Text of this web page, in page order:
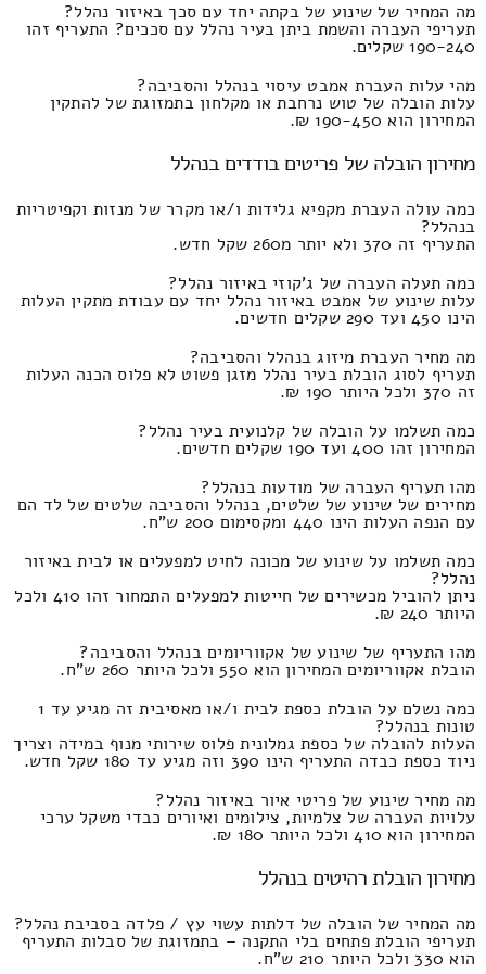
מה המחיר של שינוע של בקתה יחד עם סכך באיזור נהלל?
תעריפי העברה והשמת ביתן בעיר נהלל עם סככים? התעריף זהו
190-240 שקלים.
מהי עלות העברת אמבט עיסוי בנהלל והסביבה?
עלות הובלה של טוש נרחבת או מקלחון בתמזוגת של להתקין
המחירון הוא 190-450 ₪.
מחירון הובלה של פריטים בודדים בנהלל
כמה עולה העברת מקפיא גלידות ו/או מקרר של מנזות וקפיטריות
בנהלל?
התעריף זה 370 ולא יותר מ260 שקל חדש.
כמה תעלה העברה של ג'קוזי באיזור נהלל?
עלות שינוע של אמבט באיזור נהלל יחד עם עבודת מתקין העלות
הינו 450 ועד 290 שקלים חדשים.
מה מחיר העברת מיזוג בנהלל והסביבה?
תעריף לסוג הובלת בעיר נהלל מזגן פשוט לא פלוס הכנה העלות
זה 370 ולכל היותר 190 ₪.
כמה תשלמו על הובלה של קלנועית בעיר נהלל?
המחירון זהו 400 ועד 190 שקלים חדשים.
מהו תעריף העברה של מודעות בנהלל?
מחירים של שינוע של שלטים, בנהלל והסביבה שלטים של לד הם
עם הנפה העלות הינו 440 ומקסימום 200 ש"ח.
כמה תשלמו על שינוע של מכונה לחיט למפעלים או לבית באיזור
נהלל?
ניתן להוביל מכשירים של חייטות למפעלים התמחור זהו 410 ולכל
היותר 240 ₪.
מהו התעריף של שינוע של אקווריומים בנהלל והסביבה?
הובלת אקווריומים המחירון הוא 550 ולכל היותר 260 ש"ח.
כמה נשלם על הובלת כספת לבית ו/או מאסיבית זה מגיע עד 1
טונות בנהלל?
העלות להובלה של כספת גמלונית פלוס שירותי מנוף במידה וצריך
ניוד כספת כבדה התעריף הינו 390 וזה מגיע עד 180 שקל חדש.
מה מחיר שינוע של פריטי איור באיזור נהלל?
עלויות העברה של צלמיות, צילומים ואיורים כבדי משקל ערכי
המחירון הוא 410 ולכל היותר 180 ₪.
מחירון הובלת רהיטים בנהלל
מה המחיר של הובלה של דלתות עשוי עץ / פלדה בסביבת נהלל?
תעריפי הובלת פתחים בלי התקנה – בתמזוגת של סבלות התעריף
הוא 330 ולכל היותר 210 ש"ח.